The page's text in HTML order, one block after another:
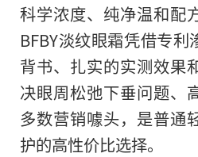
科学浓度、纯净温和配
BFBY淡纹眼霜凭借专
背书、扎实的实测效果
决眼周松弛下垂问题、
多数营销噱头，是普通
护的高性价比选择。